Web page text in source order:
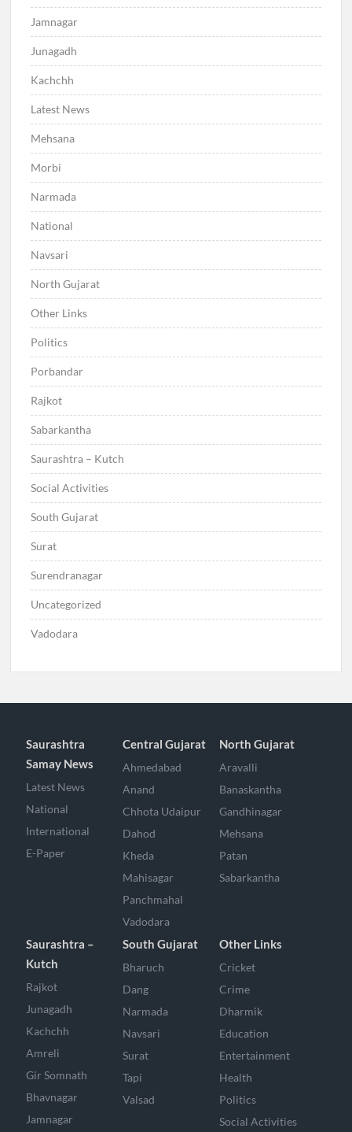
Jamnagar
Junagadh
Kachchh
Latest News
Mehsana
Morbi
Narmada
National
Navsari
North Gujarat
Other Links
Politics
Porbandar
Rajkot
Sabarkantha
Saurashtra – Kutch
Social Activities
South Gujarat
Surat
Surendranagar
Uncategorized
Vadodara
Saurashtra
Samay News
Latest News
National
International
E-Paper
Central Gujarat
Ahmedabad
Anand
Chhota Udaipur
Dahod
Kheda
Mahisagar
Panchmahal
Vadodara
North Gujarat
Aravalli
Banaskantha
Gandhinagar
Mehsana
Patan
Sabarkantha
Saurashtra –
Kutch
Rajkot
Junagadh
Kachchh
Amreli
Gir Somnath
Bhavnagar
Jamnagar
South Gujarat
Bharuch
Dang
Narmada
Navsari
Surat
Tapi
Valsad
Other Links
Cricket
Crime
Dharmik
Education
Entertainment
Health
Politics
Social Activities